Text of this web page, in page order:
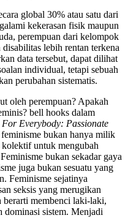
global 30% atau satu dari
kekerasan fisik maupun
perempuan dari kelompok
lebih rentan terkena
data tersebut, dapat dilihat
individual, tetapi sebuah
perubahan sistematis.
oleh perempuan? Apakah
bell hooks dalam
Everybody: Passionate
bukan hanya milik
untuk mengubah
bukan sekadar gaya
juga bukan sesuatu yang
Feminisme sejatinya
seksis yang merugikan
berarti membenci laki-laki,
dominasi sistem. Menjadi